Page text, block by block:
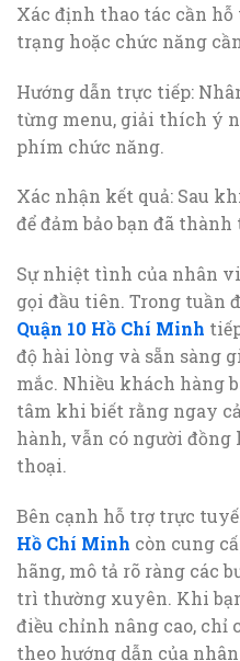
Xác định thao tác cần
trạng hoặc chức năng
Hướng dẫn trực tiếp:
từng menu, giải thích ý
phím chức năng.
Xác nhận kết quả: Sau
để đảm bảo bạn đã
Sự nhiệt tình của nhân
gọi đầu tiên. Trong tuần
Quận 10 Hồ Chí Minh
độ hài lòng và sẵn sàng
mắc. Nhiều khách hàng
tâm khi biết rằng ngay
hành, vẫn có người
thoại.
Bên cạnh hỗ trợ trực
Hồ Chí Minh còn cung
hãng, mô tả rõ ràng các
trì thường xuyên. Khi
điều chỉnh nâng cao, chỉ
theo hướng dẫn của